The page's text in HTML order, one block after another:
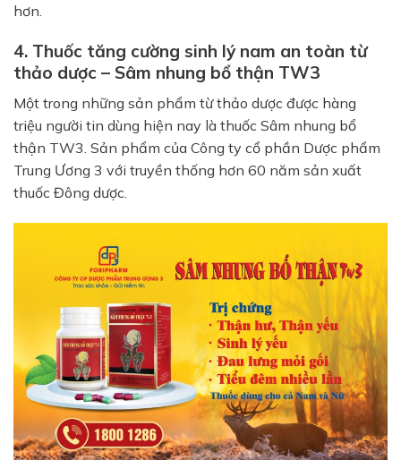
hơn.
4. Thuốc tăng cường sinh lý nam an toàn từ
thảo dược – Sâm nhung bổ thận TW3
Một trong những sản phẩm từ thảo dược được hàng
triệu người tin dùng hiện nay là thuốc Sâm nhung bổ
thận TW3. Sản phẩm của Công ty cổ phần Dược phẩm
Trung Ương 3 với truyền thống hơn 60 năm sản xuất
thuốc Đông dược.